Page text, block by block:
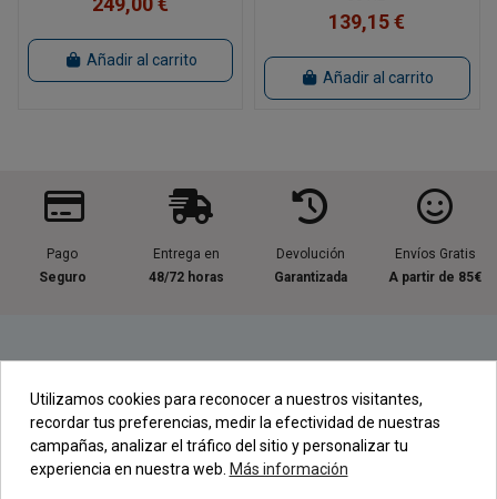
Añadir al carrito
139,15 €
Añadir al carrito
Pago
Seguro
Entrega en
48/72 horas
Devolución
Garantizada
Envíos Gratis
A partir de 85€
Contacta con nosotros
Utilizamos cookies para reconocer a nuestros visitantes,
recordar tus preferencias, medir la efectividad de nuestras
campañas, analizar el tráfico del sitio y personalizar tu
experiencia en nuestra web. Más información